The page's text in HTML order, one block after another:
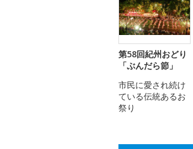
第58回紀州おどり
「ぶんだら節」
市民に愛され続け
ている伝統あるお
祭り